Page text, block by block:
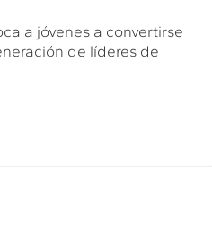
a jóvenes a convertirse
de líderes de